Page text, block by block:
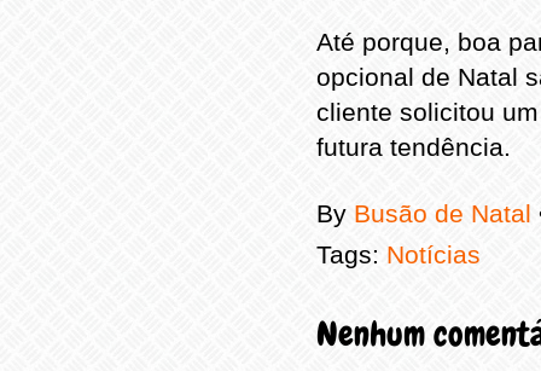
Até porque, boa
opcional de Natal
cliente solicitou
futura tendência.
By Busão de Natal
Tags: Notícias
Nenhum